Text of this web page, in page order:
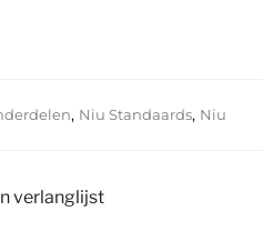
, Niu Standaards, Niu
verlanglijst